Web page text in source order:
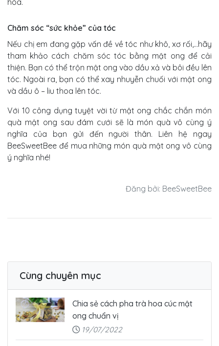
Chăm sóc “sức khỏe” của tóc
Nếu chị em đang gặp vấn đề về tóc như khô, xơ rối,…hãy
tham khảo cách chăm sóc tóc bằng mật ong để cải
thiện. Bạn có thể trộn mật ong vào dầu xả và bôi đều lên
tóc. Ngoài ra, bạn có thể xay nhuyễn chuối với mật ong
và dầu ô – liu thoa lên tóc.
Với 10 công dụng tuyệt vời từ mật ong chắc chắn món
quà mật ong sau đám cưới sẽ là món quà vô cùng ý
nghĩa của bạn gửi đến người thân. Liên hệ ngay
BeeSweetBee để mua những món quà mật ong vô cùng
ý nghĩa nhé!
Đăng bởi: BeeSweetBee
Cùng chuyên mục
Chia sẻ cách pha trà hoa cúc mật
ong chuẩn vị
19/07/2022